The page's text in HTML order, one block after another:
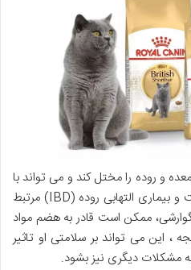
و روده را مختل کند و می تواند با
برخی بیماری ها از جمله پانکراتیت و بیماری التهابی روده (IBD) مرتبط
ممکن است قادر به هضم مواد
، این می تواند بر سلامتی او تاثیر
مشکلات دیگری نیز بشود.